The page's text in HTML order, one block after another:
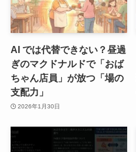
AI では代替できない？昼過
ぎのマクドナルドで「おば
ちゃん店員」が放つ「場の
支配力」
2026年1月30日